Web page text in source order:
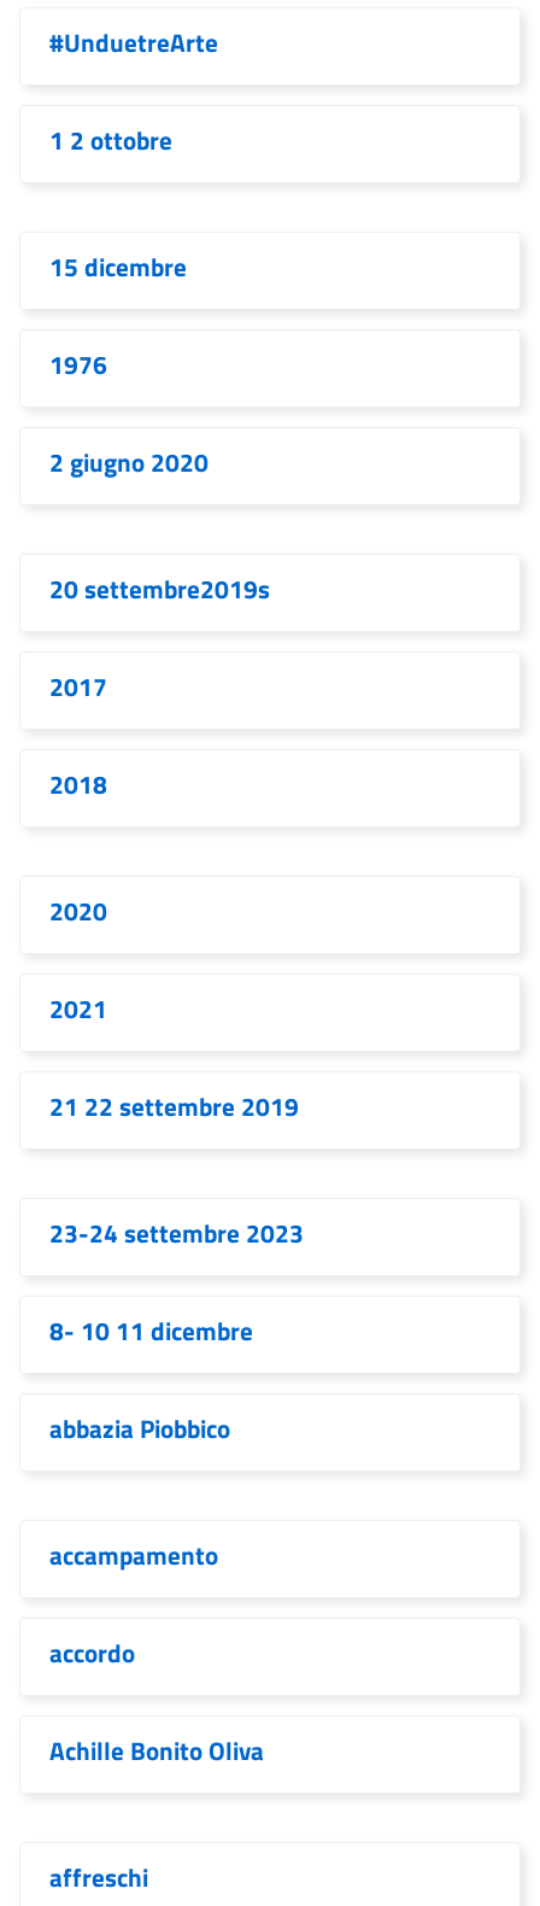
#UnduetreArte
1 2 ottobre
15 dicembre
1976
2 giugno 2020
20 settembre2019s
2017
2018
2020
2021
21 22 settembre 2019
23-24 settembre 2023
8- 10 11 dicembre
abbazia Piobbico
accampamento
accordo
Achille Bonito Oliva
affreschi